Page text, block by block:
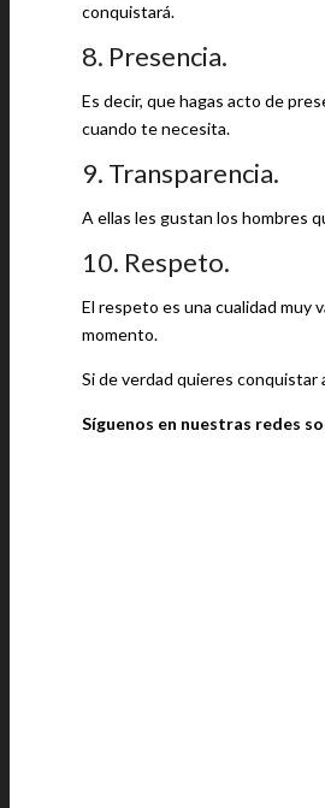
conquistará.
8. Presencia.
Es decir, que hagas acto de
cuando te necesita.
9. Transparencia.
A ellas les gustan los hombres
10. Respeto.
El respeto es una cualidad muy
momento.
Si de verdad quieres conquistar
Síguenos en nuestras redes